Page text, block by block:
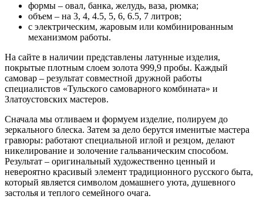
формы – овал, банка, желудь, ваза, рюмка;
объем – на 3, 4, 4.5, 5, 6, 6.5, 7 литров;
с электрическим, жаровым или комбинированным
механизмом работы.
На сайте в наличии представлены латунные изделия,
покрытые плотным слоем золота 999,9 пробы. Каждый
самовар – результат совместной дружной работы
специалистов «Тульского самоварного комбината» и
Златоустовских мастеров.
Сначала мы отливаем и формуем изделие, полируем до
зеркального блеска. Затем за дело берутся именитые мастера
гравюры: работают специальной иглой и резцом, делают
никелирование и золочение гальваническим способом.
Результат – оригинальный художественно ценный и
невероятно красивый элемент традиционного русского быта,
который является символом домашнего уюта, душевного
застолья и теплого семейного очага.